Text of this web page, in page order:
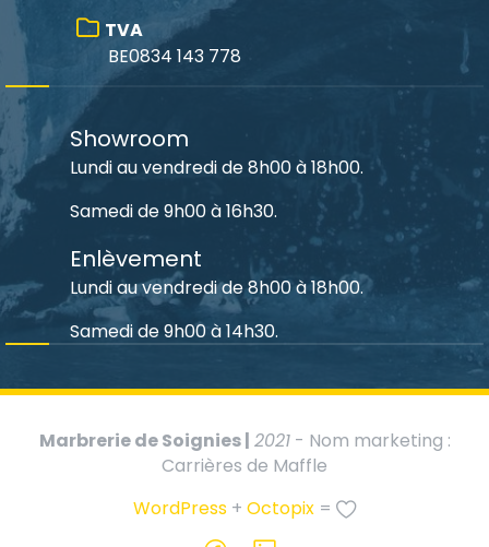
TVA
BE0834 143 778
Showroom
Lundi au vendredi de 8h00 à 18h00.
Samedi de 9h00 à 16h30.
Enlèvement
Lundi au vendredi de 8h00 à 18h00.
Samedi de 9h00 à 14h30.
Marbrerie de Soignies | 2021- Nom marketing :
Carrières de Maffle
WordPress+ Octopix=